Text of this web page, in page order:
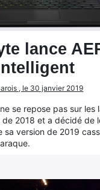
lance
, le 30 janvier 2019
se repose pas sur les
de 2018 et a décidé de
sa version de 2019